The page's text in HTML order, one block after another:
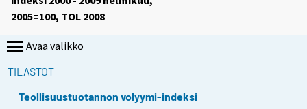
2005=100, TOL 2008
Avaa valikko
TILASTOT
Teollisuustuotannon volyymi-indeksi